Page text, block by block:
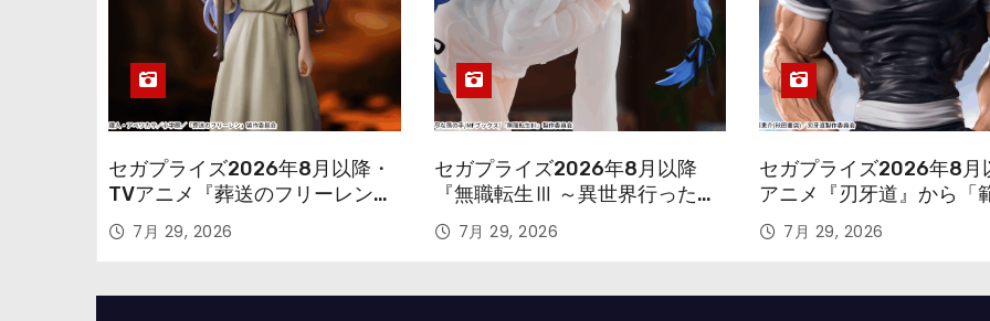
セガプライズ2026年8月以降・
TVアニメ『葬送のフリーレン』
鉱山で300年働くことになっっ
ちゃった「フリーレン」を立体
7月 29, 2026
セガプライズ2026年8月以降
『無職転生Ⅲ ～異世界行ったら
本気だす～』から「ロキシー」
のフィギュアが登場！
7月 29, 2026
セガプライズ2026年8月
アニメ『刃牙道』から「
次郎」が登場ッッ!!
7月 29, 2026